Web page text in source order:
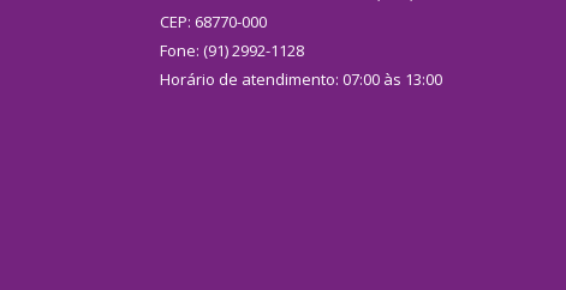
CEP: 68770-000
Fone: (91) 2992-1128
Horário de atendimento: 07:00 às 13:00